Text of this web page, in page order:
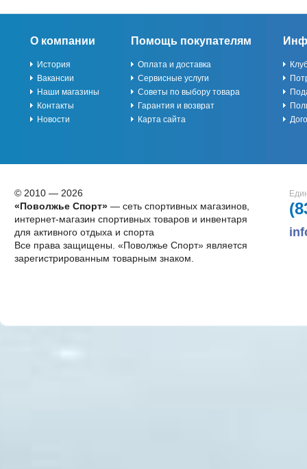
О компании
История
Вакансии
Наши магазины
Контакты
Новости
Помощь покупателям
Оплата и доставка
Сервисные услуги
Советы по выбору товара
Гарантия и возврат
Карта сайта
© 2010 — 2026
«Поволжье Спорт»— сеть спортивных магазинов,
интернет-магазин спортивных товаров и инвентаря
для активного отдыха и спорта
Все права защищены. «Поволжье Спорт» является
зарегистрированным товарным знаком.